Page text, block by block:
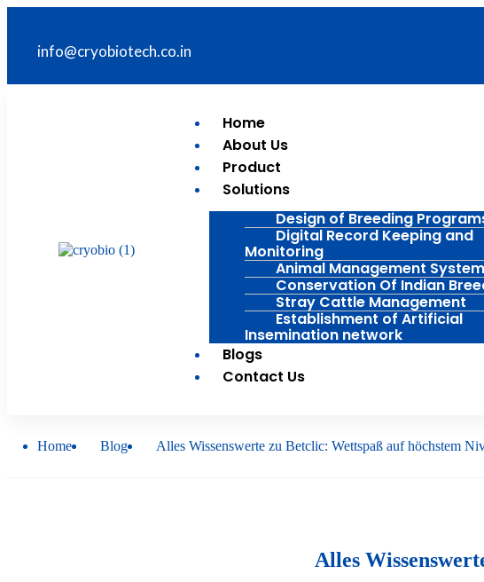
info@cryobiotech.co.in
Home
About Us
Product
Solutions
Design of Breeding
Digital Record Keeping and
Monitoring
Animal Management System
Conservation Of Indian
Stray Cattle Management
Establishment of Artificial
Insemination network
Blogs
Contact Us
Home Blog Alles Wissenswerte zu Betclic: Wettspaß auf höchstem
Alles